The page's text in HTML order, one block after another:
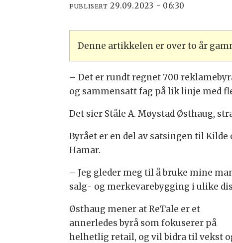
PUBLISERT 29.09.2023 - 06:30
Denne artikkelen er over to år
– Det er rundt regnet 700
og sammensatt fag på lik linje med
Det sier Ståle A. Møystad Østhaug,
Byrået er en del av satsingen til
Hamar.
– Jeg gleder meg til å bruke mine
salg- og merkevarebygging i ulike
Østhaug mener at ReTale er et
annerledes byrå som fokuserer på
helhetlig retail, og vil bidra til vekst